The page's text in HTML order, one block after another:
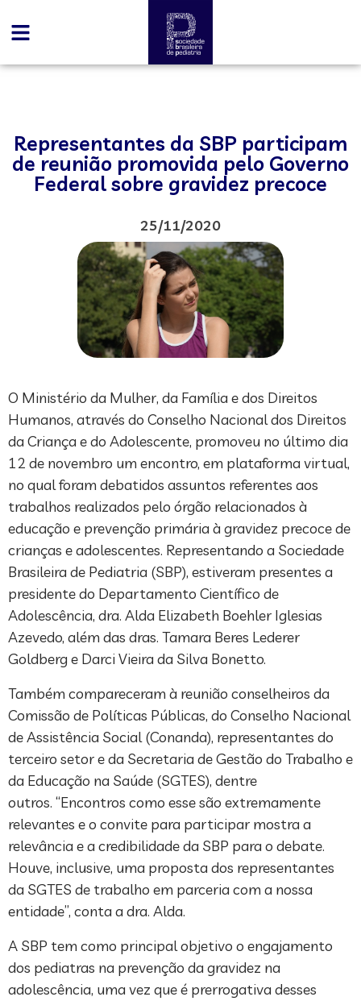
Representantes da SBP participam
de reunião promovida pelo Governo
Federal sobre gravidez precoce
25/11/2020
O Ministério da Mulher, da Família e dos Direitos
Humanos, através do Conselho Nacional dos Direitos
da Criança e do Adolescente, promoveu no último dia
12 de novembro um encontro, em plataforma virtual,
no qual foram debatidos assuntos referentes aos
trabalhos realizados pelo órgão relacionados à
educação e prevenção primária à gravidez precoce de
crianças e adolescentes. Representando a Sociedade
Brasileira de Pediatria (SBP), estiveram presentes a
presidente do Departamento Científico de
Adolescência, dra. Alda Elizabeth Boehler Iglesias
Azevedo, além das dras. Tamara Beres Lederer
Goldberg e Darci Vieira da Silva Bonetto.
Também compareceram à reunião conselheiros da
Comissão de Políticas Públicas, do Conselho Nacional
de Assistência Social (Conanda), representantes do
terceiro setor e da Secretaria de Gestão do Trabalho e
da Educação na Saúde (SGTES), dentre
outros. “Encontros como esse são extremamente
relevantes e o convite para participar mostra a
relevância e a credibilidade da SBP para o debate.
Houve, inclusive, uma proposta dos representantes
da SGTES de trabalho em parceria com a nossa
entidade”, conta a dra. Alda.
A SBP tem como principal objetivo o engajamento
dos pediatras na prevenção da gravidez na
adolescência, uma vez que é prerrogativa desses